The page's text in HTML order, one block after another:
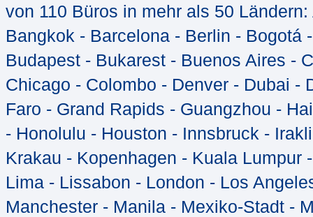
von 110 Büros in mehr als 50
Bangkok - Barcelona - Berlin - Bogotá
Budapest - Bukarest - Buenos Aires -
Chicago - Colombo - Denver - Dubai -
Faro - Grand Rapids - Guangzhou -
- Honolulu - Houston - Innsbruck -
Krakau - Kopenhagen - Kuala
Lima - Lissabon - London - Los
Manchester - Manila - Mexiko-Stadt -